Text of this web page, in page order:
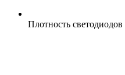
Плотность светодиодов